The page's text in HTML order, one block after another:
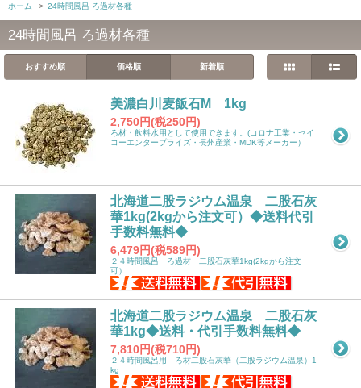
ホーム > 24時間風呂 ろ過材各種
24時間風呂 ろ過材各種
おすすめ順 価格順 新着順
美濃白川麦飯石M 1kg
2,750円(税250円)
ろ材・飲料水用として使用できます。(コロナ工業・セイ
コーエンタープライズ・長州産業・MDK等メーカー）
北海道二股ラジウム温泉 二股石灰
華1kg(2kgから注文可）◆送料代引
手数料無料◆
6,479円(税589円)
２４時間風呂 ろ過材 二股石灰華1kg(2kgから注文
可）
北海道二股ラジウム温泉 二股石灰
華1kg◆送料・代引手数料無料◆
7,810円(税710円)
２４時間風呂用 ろ材二股石灰華（二股ラジウム温泉）1
kg